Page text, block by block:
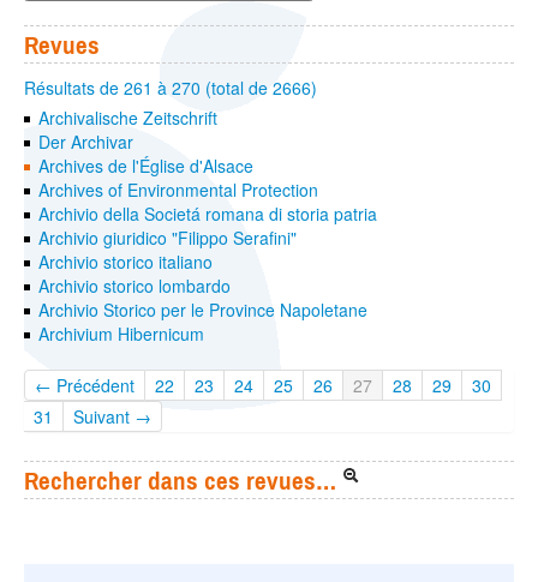
Revues
Résultats de 261 à 270 (total de 2666)
Archivalische Zeitschrift
Der Archivar
Archives de l'Église d'Alsace
Archives of Environmental Protection
Archivio della Societá romana di storia patria
Archivio giuridico "Filippo Serafini"
Archivio storico italiano
Archivio storico lombardo
Archivio Storico per le Province Napoletane
Archivium Hibernicum
← Précédent 22 23 24 25 26 27 28 29
30
31
Suivant →
Rechercher dans ces revues…